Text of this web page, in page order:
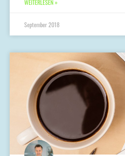
WEITERLESEN »
September 2018